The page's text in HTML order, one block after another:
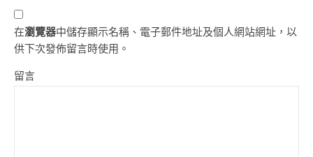
在瀏覽器中儲存顯示名稱、電子郵件地址及個人網站網址，以
供下次發佈留言時使用。
留言